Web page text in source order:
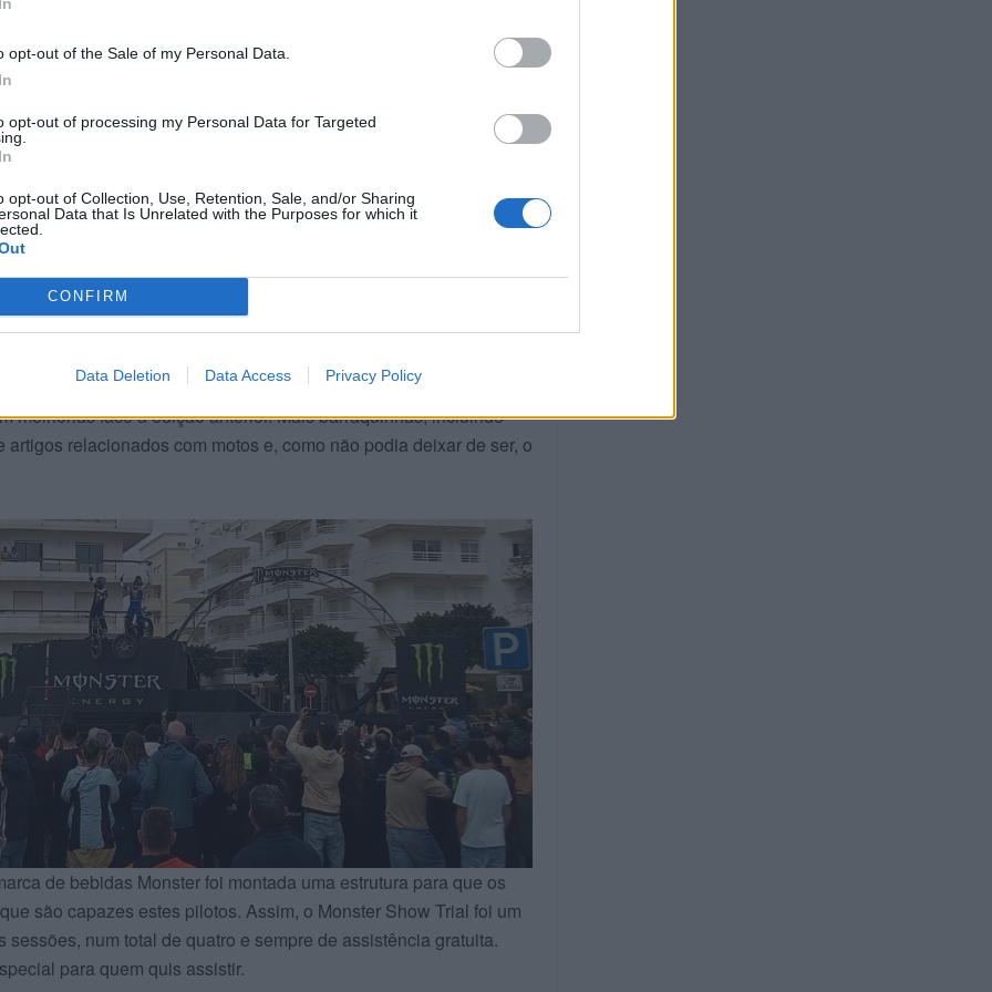
opt-out of the Sale of my Personal Data.
opt-out of processing my Personal Data for Targeted
opt-out of Collection, Use, Retention, Sale, and/or Sharing
Data that Is Unrelated with the Purposes for which it
CONFIRM
Data Deletion Data Access Privacy Policy
tem de ser o da piloto
de Sand Race na Categoria Senhoras. No sábado terminou
dia de competição, domingo, fez ainda melhor ao
resultado para a piloto Jetmar | Husqvarna Portugal que já
Campeonato Nacional de Enduro Sprint 2024, a decorrer daqui
Branco.
propriamente ditas. Também no exterior há muita a coisa a
melhorias face à edição anterior. Mais barraquinhas, incluindo
relacionados com motos e, como não podia deixar de ser, o
de bebidas Monster foi montada uma estrutura para que os
são capazes estes pilotos. Assim, o Monster Show Trial foi um
num total de quatro e sempre de assistência gratuita.
para quem quis assistir.